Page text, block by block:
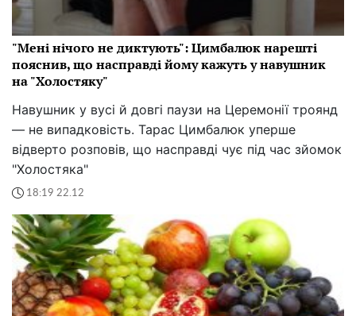
"Мені нічого не диктують": Цимбалюк нарешті
пояснив, що насправді йому кажуть у навушник
на "Холостяку"
Навушник у вусі й довгі паузи на Церемонії троянд
— не випадковість. Тарас Цимбалюк уперше
відверто розповів, що насправді чує під час зйомок
"Холостяка"
18:19 22.12